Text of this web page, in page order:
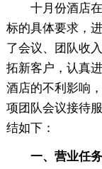
十月份酒店
标的具体要求，
了会议、团队收
拓新客户，认真
酒店的不利影响
项团队会议接待
结如下：
一、营业任务